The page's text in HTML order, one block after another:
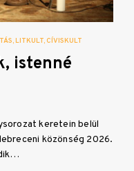
LITKULT CÍVISKULT
istenné
keretein belül
közönség 2026.